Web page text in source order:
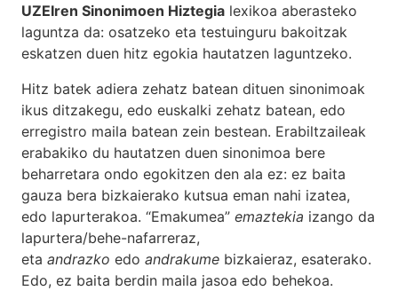
UZEIren Sinonimoen Hiztegia lexikoa aberasteko
laguntza da: osatzeko eta testuinguru bakoitzak
eskatzen duen hitz egokia hautatzen laguntzeko.
Hitz batek adiera zehatz batean dituen sinonimoak
ikus ditzakegu, edo euskalki zehatz batean, edo
erregistro maila batean zein bestean. Erabiltzaileak
erabakiko du hautatzen duen sinonimoa bere
beharretara ondo egokitzen den ala ez: ez baita
gauza bera bizkaierako kutsua eman nahi izatea,
edo lapurterakoa. “Emakumea” emaztekia izango da
lapurtera/behe-nafarreraz,
eta andrazko edo andrakume bizkaieraz, esaterako.
Edo, ez baita berdin maila jasoa edo behekoa.